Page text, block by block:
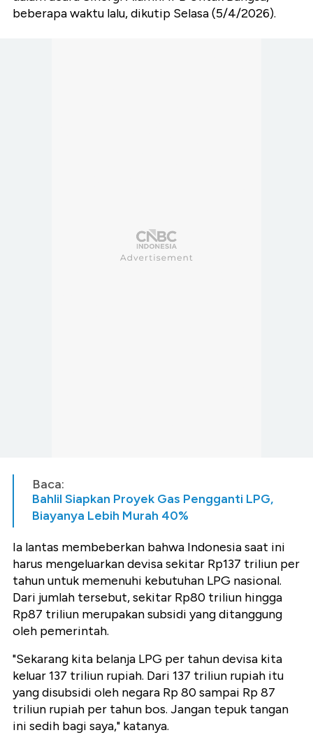
beberapa waktu lalu, dikutip Selasa (5/4/2026).
Baca:
Bahlil Siapkan Proyek Gas Pengganti LPG,
Biayanya Lebih Murah 40%
Ia lantas membeberkan bahwa Indonesia saat ini
harus mengeluarkan devisa sekitar Rp137 triliun per
tahun untuk memenuhi kebutuhan LPG nasional.
Dari jumlah tersebut, sekitar Rp80 triliun hingga
Rp87 triliun merupakan subsidi yang ditanggung
oleh pemerintah.
"Sekarang kita belanja LPG per tahun devisa kita
keluar 137 triliun rupiah. Dari 137 triliun rupiah itu
yang disubsidi oleh negara Rp 80 sampai Rp 87
triliun rupiah per tahun bos. Jangan tepuk tangan
ini sedih bagi saya," katanya.